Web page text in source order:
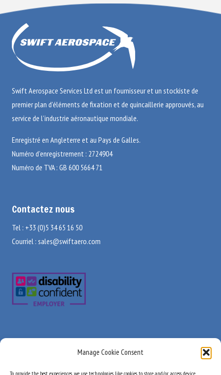
Manage Cookie Consent
To provide the best experiences, we use technologies like cookies to store and/or access device
Swift Aerospace Services Ltd est un fournisseur et un stockiste de
premier plan d’éléments de fixation et de quincaillerie approuvés, au
service de l’industrie aéronautique mondiale.
Enregistré en Angleterre et au Pays de Galles.
Numéro d’enregistrement : 2724904
Numéro de TVA : GB 600 5664 71
Contactez nous
Tel : +33 (0)5 34 65 16 50
Courriel : sales@swiftaero.com